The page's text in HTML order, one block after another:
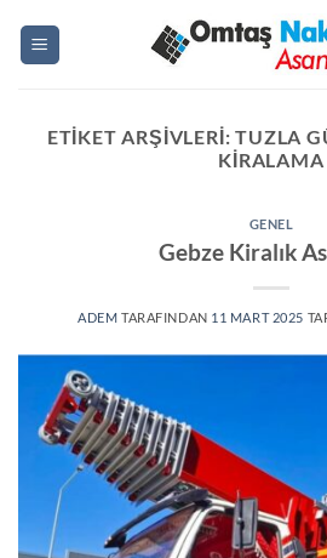
ETIKET ARŞIVLERI:TUZLA
KIRALAMA
GENEL
Gebze Kiralık
ADEM TARAFINDAN 11 MART 2025